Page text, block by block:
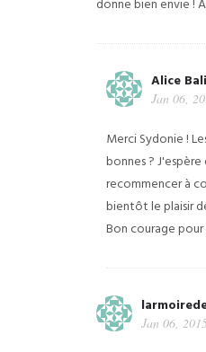
donne bien envie !
Alice
Jan 06,
Merci Sydonie !
bonnes ?
recommencer à
bientôt le plaisir
Bon courage pour
Jan 06,